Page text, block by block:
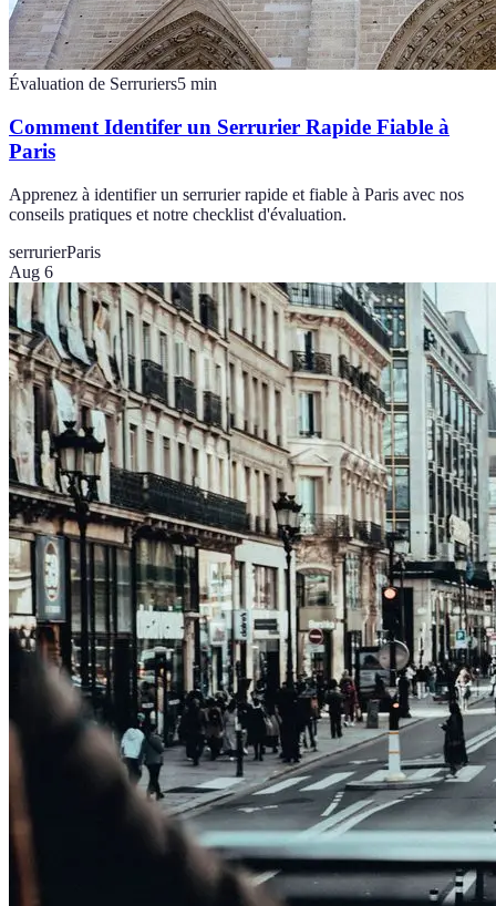
Évaluation de Serruriers5 min
Comment Identifer un Serrurier Rapide Fiable à
Paris
Apprenez à identifier un serrurier rapide et fiable à Paris avec nos
conseils pratiques et notre checklist d'évaluation.
serrurierParis
Aug 6